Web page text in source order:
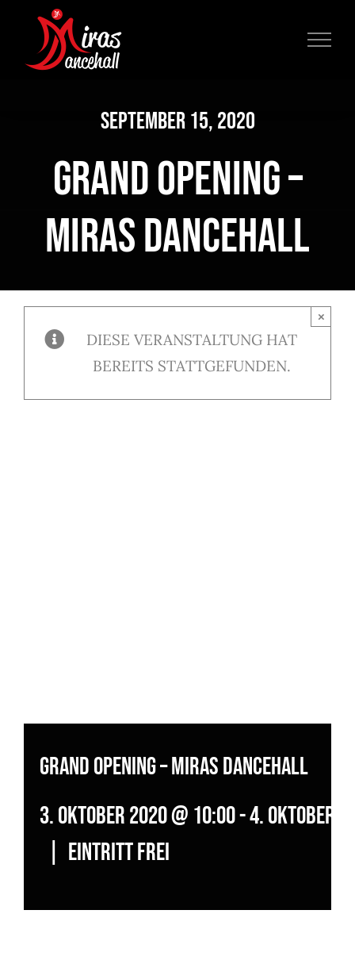
springen
September 15, 2020
GRAND OPENING –
Miras Dancehall
DIESE VERANSTALTUNG HAT
BEREITS STATTGEFUNDEN.
×
GRAND OPENING – Miras Dancehall
3. Oktober 2020 @ 10:00-4. Oktober
EINTRITT FREI